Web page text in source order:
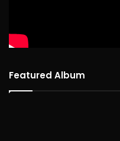
Featured Album